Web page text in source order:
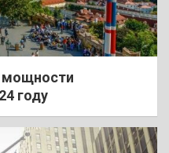
мощности
году